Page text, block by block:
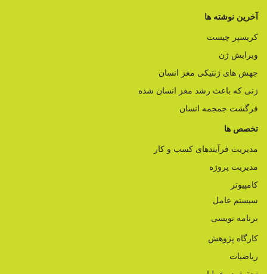
آخرین نوشته ها
کریسپر چیست
ویرایش ژن
جهش های ژنتیکی مغز انسان
ژنی که باعث رشد مغز انسان شده
فرگشت جمجمه انسان
تخصص ها
مدیریت فرآیندهای کسب و کار
مدیریت پروژه
کامپیوتر
سیستم عامل
برنامه نویسی
کارگاه پژوهش
ریاضیات